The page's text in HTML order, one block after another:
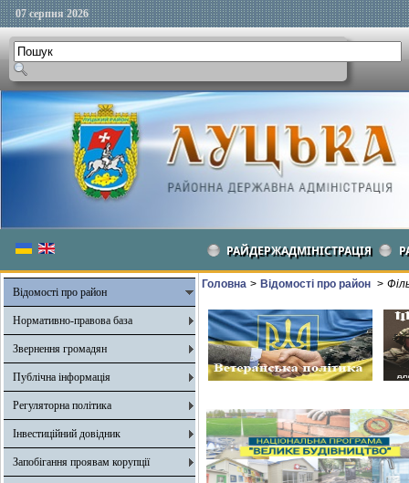
07 серпня 2026
РАЙДЕРЖАДМІНІСТРАЦІЯ
Відомості про район
Нормативно-правова база
Звернення громадян
Публічна інформація
Регуляторна політика
Інвестиційний довідник
Запобігання проявам корупції
Головна > Відомості про район >